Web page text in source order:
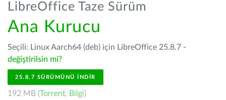
LibreOffice Taze Sürüm
Ana Kurucu
Seçili: Linux Aarch64 (deb) için LibreOffice 25.8.7 -
değiştirilsin mi?
25.8.7 SÜRÜMÜNÜ İNDIR
192 MB (Torrent, Bilgi)